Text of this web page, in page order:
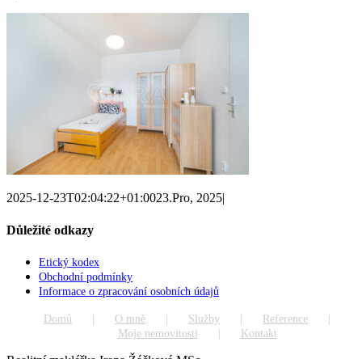
2025-12-23T02:04:22+01:0023.Pro, 2025|
Důležité odkazy
Etický kodex
Obchodní podmínky
Informace o zpracování osobních údajů
Domů O mně Služby
Reference
Moje nemovitosti
Kontakt